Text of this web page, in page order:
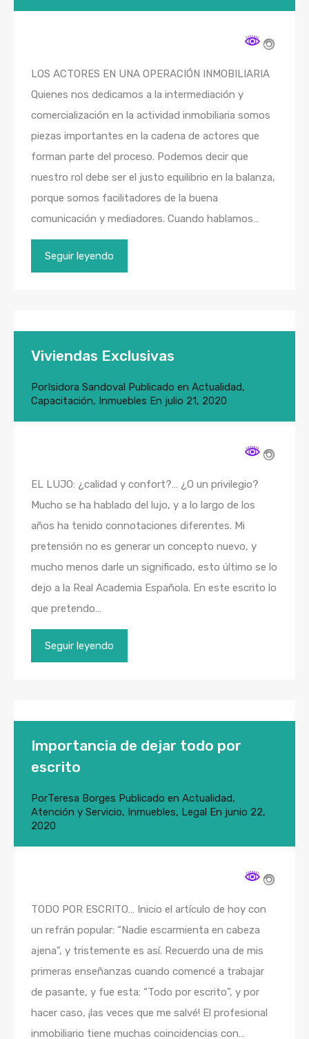
LOS ACTORES EN UNA OPERACIÓN INMOBILIARIA
Quienes nos dedicamos a la intermediación y
comercialización en la actividad inmobiliaria somos
piezas importantes en la cadena de actores que
forman parte del proceso. Podemos decir que
nuestro rol debe ser el justo equilibrio en la balanza,
porque somos facilitadores de la buena
comunicación y mediadores. Cuando hablamos…
Seguir leyendo
Viviendas Exclusivas
PorIsidora Sandoval Publicado en Actualidad,
Capacitación, Inmuebles En julio 21, 2020
EL LUJO: ¿calidad y confort?… ¿O un privilegio?
Mucho se ha hablado del lujo, y a lo largo de los
años ha tenido connotaciones diferentes. Mi
pretensión no es generar un concepto nuevo, y
mucho menos darle un significado, esto último se lo
dejo a la Real Academia Española. En este escrito lo
que pretendo…
Seguir leyendo
Importancia de dejar todo por
escrito
PorTeresa Borges Publicado en Actualidad,
Atención y Servicio, Inmuebles, Legal En junio 22,
2020
TODO POR ESCRITO… Inicio el artículo de hoy con
un refrán popular: “Nadie escarmienta en cabeza
ajena”, y tristemente es así. Recuerdo una de mis
primeras enseñanzas cuando comencé a trabajar
de pasante, y fue esta: “Todo por escrito”, y por
hacer caso, ¡las veces que me salvé! El profesional
inmobiliario tiene muchas coincidencias con…